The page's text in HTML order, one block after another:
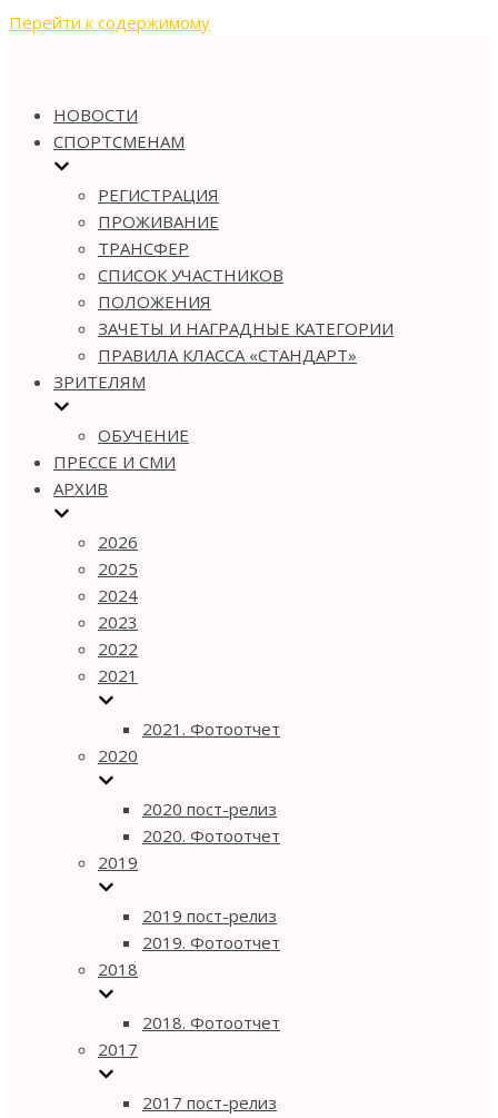
Перейти к содержимому
НОВОСТИ
СПОРТСМЕНАМ
РЕГИСТРАЦИЯ
ПРОЖИВАНИЕ
ТРАНСФЕР
СПИСОК УЧАСТНИКОВ
ПОЛОЖЕНИЯ
ЗАЧЕТЫ И НАГРАДНЫЕ КАТЕГОРИИ
ПРАВИЛА КЛАССА «СТАНДАРТ»
ЗРИТЕЛЯМ
ОБУЧЕНИЕ
ПРЕССЕ И СМИ
АРХИВ
2026
2025
2024
2023
2022
2021
2021. Фотоотчет
2020
2020 пост-релиз
2020. Фотоотчет
2019
2019 пост-релиз
2019. Фотоотчет
2018
2018. Фотоотчет
2017
2017 пост-релиз